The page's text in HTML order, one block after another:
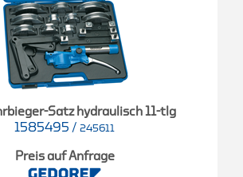
Satz hydraulisch 11-tlg
1585495 / 245611
Preis auf Anfrage